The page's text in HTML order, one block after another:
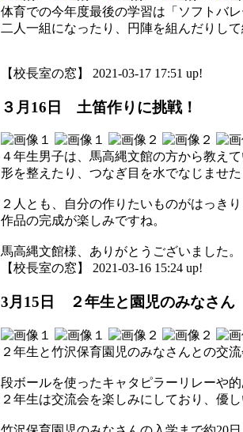
体育での今年度最後の学習は「ソフトバレ
二人一組になったり、円陣を組んだりして
【校長室の窓】 2021-03-17 17:51 up!
３月16日 土笛作りに挑戦！
４年生男子は、馬高縄文館の方から教え
形を整えたり、つなぎ目を水でなじませ
２人とも、自分の作りたいものがはっき
作品の完成が楽しみですね。
馬高縄文館様、ありがとうございました。
【校長室の窓】 2021-03-16 15:24 up!
3月15日 ２年生と園児のみなさん
２年生と竹沢保育園児のみなさんとの交流
段ボールを使ったキャタピラーリレーや
２年生は交流会を楽しみにしており、優